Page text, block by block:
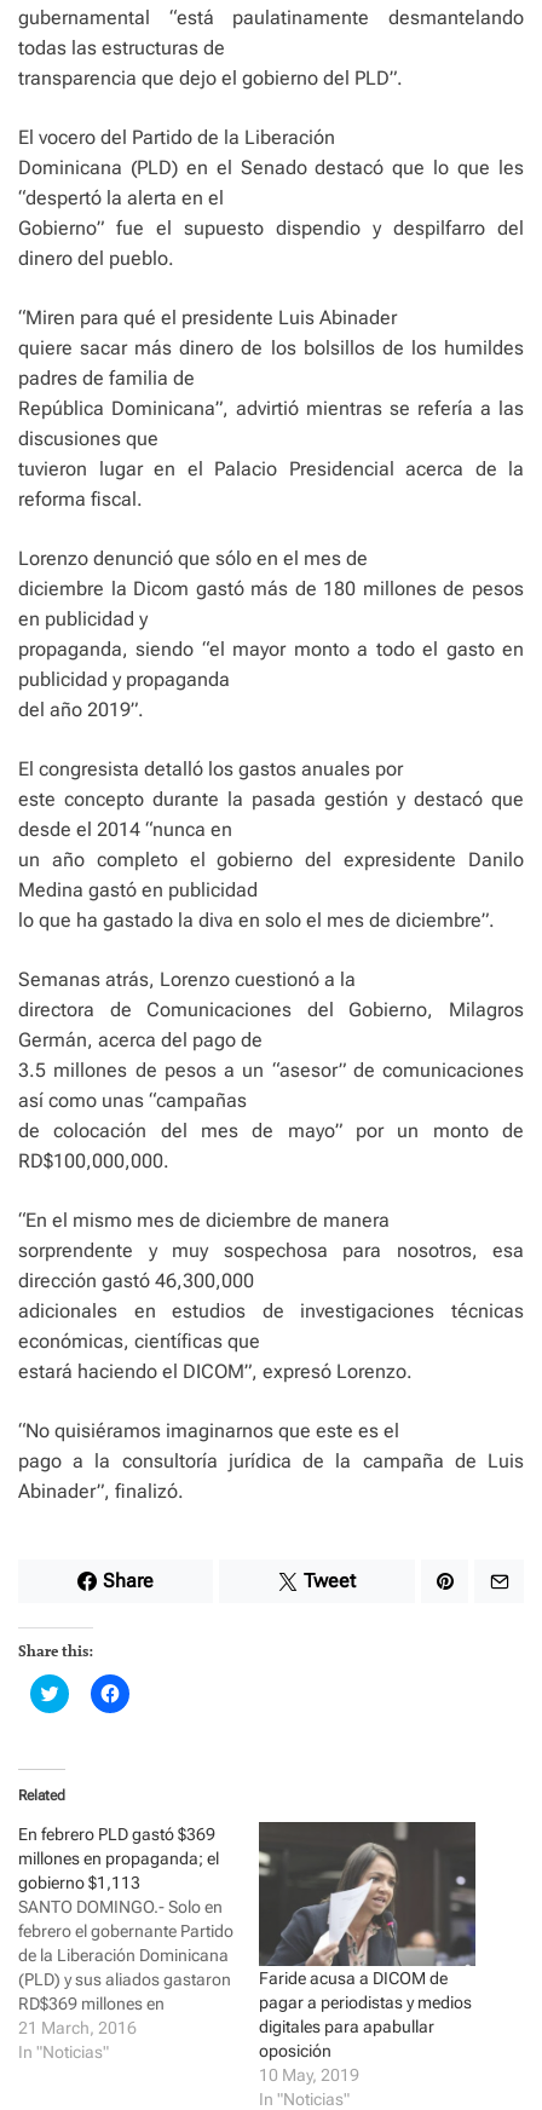
gubernamental “está paulatinamente desmantelando
todas las estructuras de
transparencia que dejo el gobierno del PLD”.
El vocero del Partido de la Liberación
Dominicana (PLD) en el Senado destacó que lo que les
“despertó la alerta en el
Gobierno” fue el supuesto dispendio y despilfarro del
dinero del pueblo.
“Miren para qué el presidente Luis Abinader
quiere sacar más dinero de los bolsillos de los humildes
padres de familia de
República Dominicana”, advirtió mientras se refería a las
discusiones que
tuvieron lugar en el Palacio Presidencial acerca de la
reforma fiscal.
Lorenzo denunció que sólo en el mes de
diciembre la Dicom gastó más de 180 millones de pesos
en publicidad y
propaganda, siendo “el mayor monto a todo el gasto en
publicidad y propaganda
del año 2019”.
El congresista detalló los gastos anuales por
este concepto durante la pasada gestión y destacó que
desde el 2014 “nunca en
un año completo el gobierno del expresidente Danilo
Medina gastó en publicidad
lo que ha gastado la diva en solo el mes de diciembre”.
Semanas atrás, Lorenzo cuestionó a la
directora de Comunicaciones del Gobierno, Milagros
Germán, acerca del pago de
3.5 millones de pesos a un “asesor” de comunicaciones
así como unas “campañas
de colocación del mes de mayo” por un monto de
RD$100,000,000.
“En el mismo mes de diciembre de manera
sorprendente y muy sospechosa para nosotros, esa
dirección gastó 46,300,000
adicionales en estudios de investigaciones técnicas
económicas, científicas que
estará haciendo el DICOM”, expresó Lorenzo.
“No quisiéramos imaginarnos que este es el
pago a la consultoría jurídica de la campaña de Luis
Abinader”, finalizó.
Share Tweet
Share this:
C
l
t
o
s
a
r
e
o
n
T
w
i
t
t
e
r
(
O
p
C
l
a
r
e
o
n
F
a
c
e
b
o
o
k
(
Related
En febrero PLD gastó $369
millones en propaganda; el
gobierno $1,113
SANTO DOMINGO.- Solo en
febrero el gobernante Partido
de la Liberación Dominicana
(PLD) y sus aliados gastaron
RD$369 millones en
propaganda política en
radio, televisión y prensa
21 March, 2016
In "Noticias"
Faride acusa a DICOM de
pagar a periodistas y medios
digitales para apabullar
oposición
10 May, 2019
In "Noticias"